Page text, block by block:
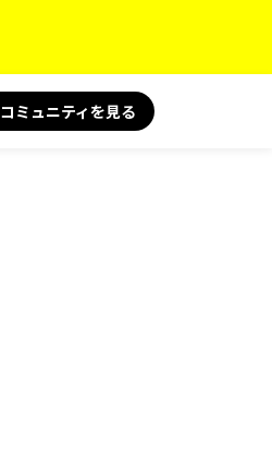
コミュニティを見る